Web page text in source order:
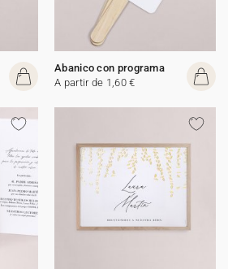
Abanico con programa
A partir de 1,60 €